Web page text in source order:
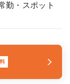
勤・スポット